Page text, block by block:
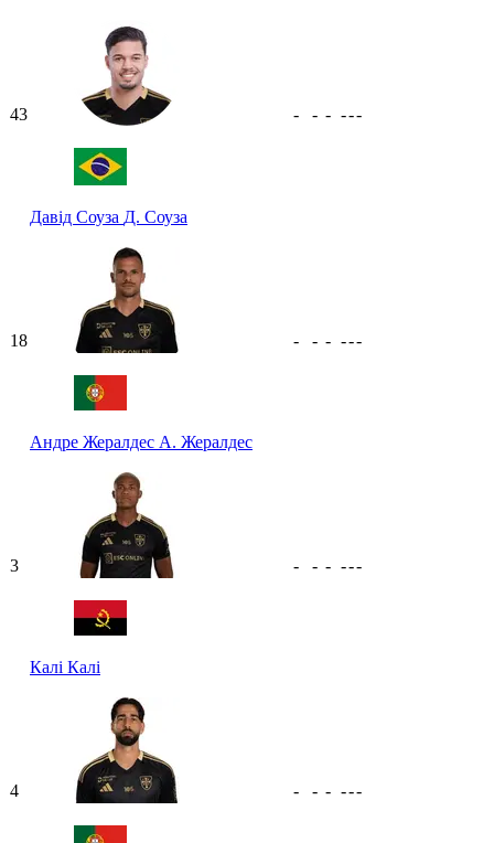
43
Давід Соуза Д. Соуза
- - - ---
18
Андре Жералдес А. Жералдес
- - - ---
3
Калі Калі
- - - ---
4 - - - ---